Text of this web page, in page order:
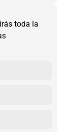
toda la